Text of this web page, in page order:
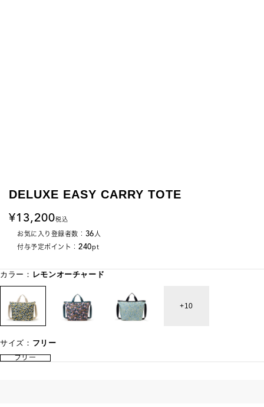
DELUXE EASY CARRY TOTE
13,200税込
お気に入り登録者数： 36人
付与予定ポイント： 240pt
カラー： レモンオーチャード
10
サイズ： フリー
フリー